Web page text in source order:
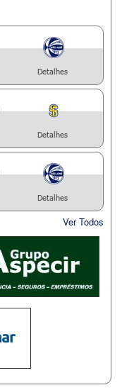
Detalhes
Detalhes
Detalhes
Ver Todos